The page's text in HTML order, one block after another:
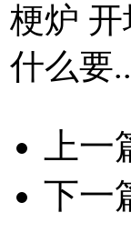
梗炉
什么要
上一
下一